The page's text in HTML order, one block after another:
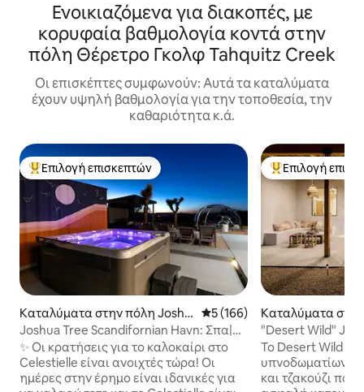
Ενοικιαζόμενα για διακοπές, με
κορυφαία βαθμολογία κοντά στην
πόλη Θέρετρο Γκολφ Tahquitz Creek
Οι επισκέπτες συμφωνούν: Αυτά τα καταλύματα
έχουν υψηλή βαθμολογία για την τοποθεσία, την
καθαριότητα κ.ά.
Κορυφαία επιλογή επισκεπτών
Επιλογή επισκεπτών
Καταλύματα στην πόλη Joshu
a Tree
Μέση βαθμολογία: 5 στα 5,
5 (166)
Joshua Tree Scandifornian Havn: Σπα|
Θόλος|Μίνι γκολφ
✨ Οι κρατήσεις για το καλοκαίρι στο
Celestielle είναι ανοιχτές τώρα! Οι
ημέρες στην έρημο είναι ιδανικές για
Κορυφαία
Επιλογή
Καταλύματα
a Tree
"Desert Wild"
τζακούζι
Το Desert Wild
υπνοδωματίων,
και τζακούζι που